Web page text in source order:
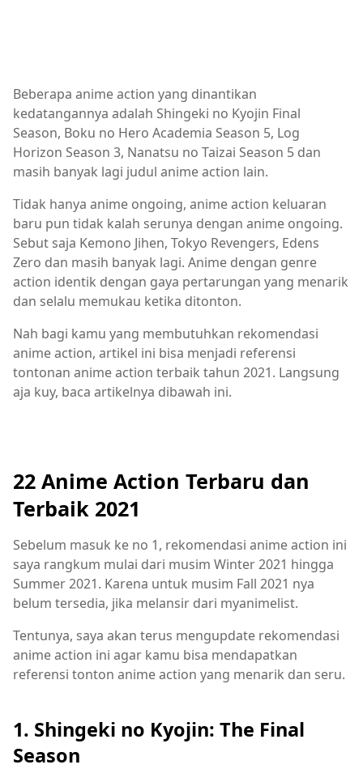
Beberapa anime action yang dinantikan
kedatangannya adalah Shingeki no Kyojin Final
Season, Boku no Hero Academia Season 5, Log
Horizon Season 3, Nanatsu no Taizai Season 5 dan
masih banyak lagi judul anime action lain.
Tidak hanya anime ongoing, anime action keluaran
baru pun tidak kalah serunya dengan anime ongoing.
Sebut saja Kemono Jihen, Tokyo Revengers, Edens
Zero dan masih banyak lagi. Anime dengan genre
action identik dengan gaya pertarungan yang menarik
dan selalu memukau ketika ditonton.
Nah bagi kamu yang membutuhkan rekomendasi
anime action, artikel ini bisa menjadi referensi
tontonan anime action terbaik tahun 2021. Langsung
aja kuy, baca artikelnya dibawah ini.
22 Anime Action Terbaru dan
Terbaik 2021
Sebelum masuk ke no 1, rekomendasi anime action ini
saya rangkum mulai dari musim Winter 2021 hingga
Summer 2021. Karena untuk musim Fall 2021 nya
belum tersedia, jika melansir dari myanimelist.
Tentunya, saya akan terus mengupdate rekomendasi
anime action ini agar kamu bisa mendapatkan
referensi tonton anime action yang menarik dan seru.
1. Shingeki no Kyojin: The Final
Season